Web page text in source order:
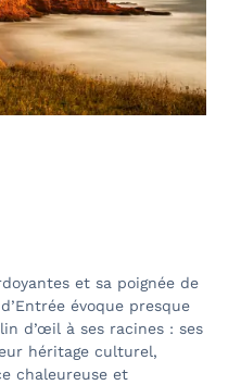
et sa poignée de
évoque presque
d’œil à ses racines : ses
héritage culturel,
chaleureuse et